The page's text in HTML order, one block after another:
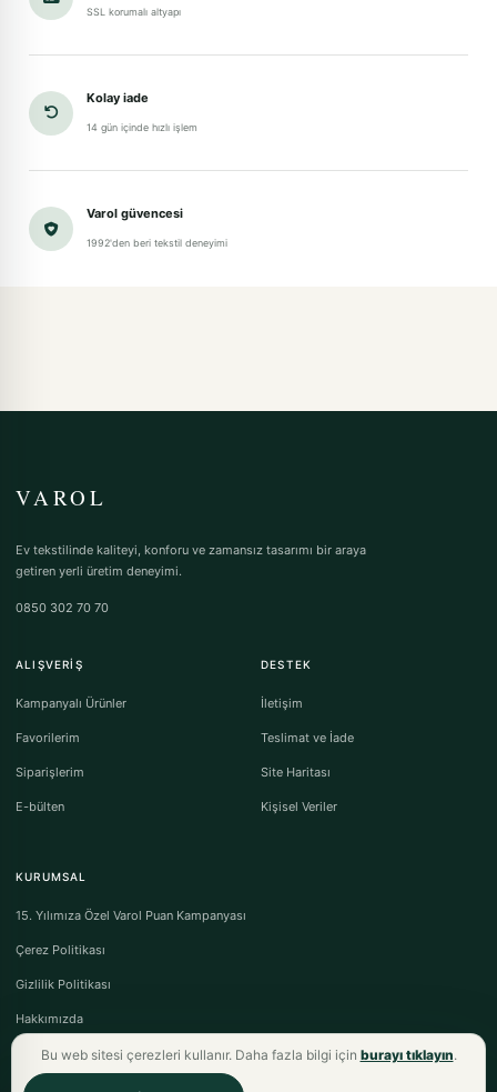
SSL korumalı altyapı
Kolay iade
14 gün içinde hızlı işlem
Varol güvencesi
1992'den beri tekstil deneyimi
VAROL
Ev tekstilinde kaliteyi, konforu ve zamansız tasarımı bir araya
getiren yerli üretim deneyimi.
0850 302 70 70
ALIŞVERIŞ
Kampanyalı Ürünler
Favorilerim
Siparişlerim
E-bülten
DESTEK
İletişim
Teslimat ve İade
Site Haritası
Kişisel Veriler
KURUMSAL
15. Yılımıza Özel Varol Puan Kampanyası
Çerez Politikası
Gizlilik Politikası
Hakkımızda
Bu web sitesi çerezleri kullanır. Daha fazla bilgi için burayı tıklayın.